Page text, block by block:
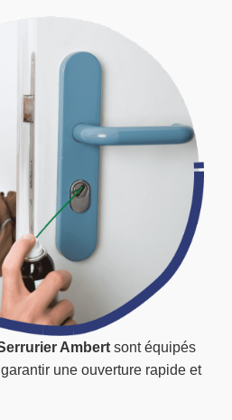
Ambert sont équipés
une ouverture rapide et